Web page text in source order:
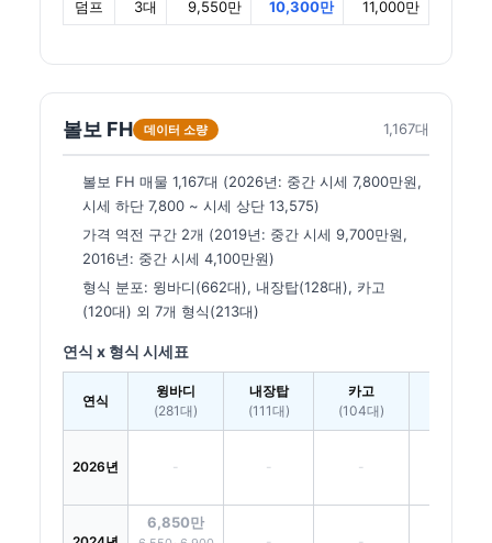
덤프 3대 9,550만 10,300만 11,000만
볼보 FH 데이터 소량 1,167대
볼보 FH 매물 1,167대 (2026년: 중간 시세 7,800만원,
시세 하단 7,800 ~ 시세 상단 13,575)
가격 역전 구간 2개 (2019년: 중간 시세 9,700만원,
2016년: 중간 시세 4,100만원)
형식 분포: 윙바디(662대), 내장탑(128대), 카고
(120대) 외 7개 형식(213대)
연식 x 형식 시세표
연식
윙바디
(281대)
내장탑
(111대)
카고
(104대)
2026년 - - -
6,850만